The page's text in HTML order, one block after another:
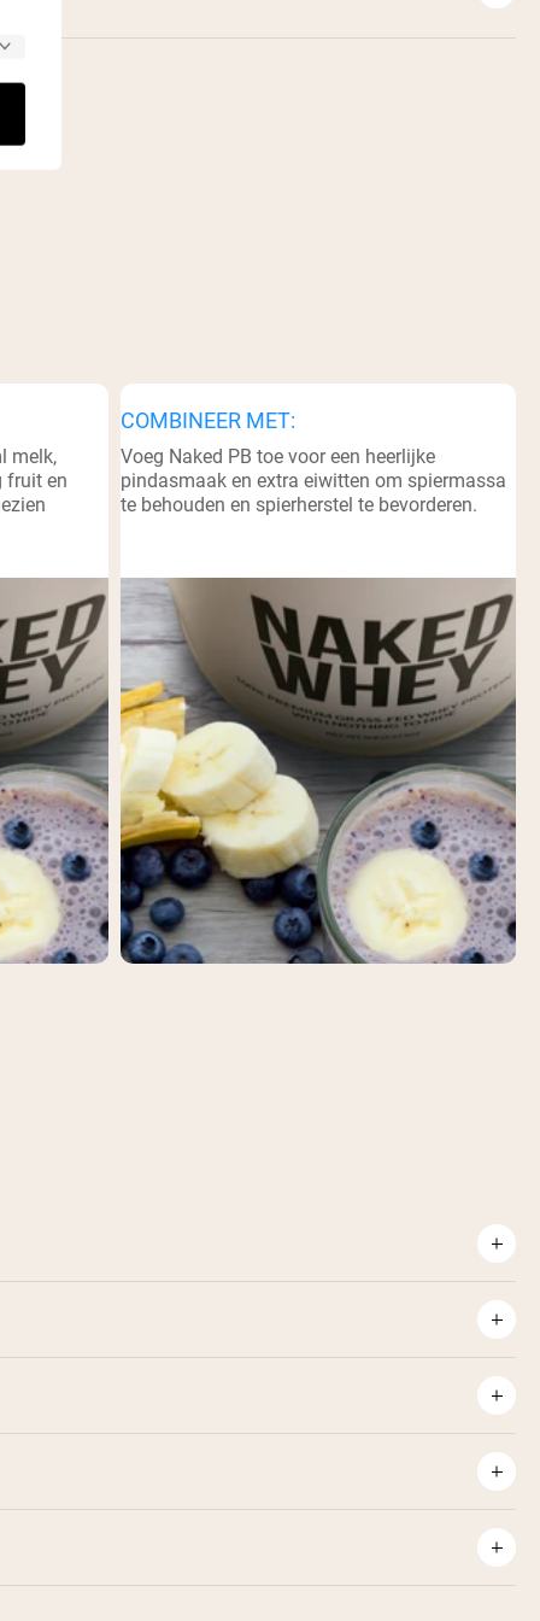
melk,
fruit en
COMBINEER MET:
Voeg Naked PB toe voor een heerlijke
pindasmaak en extra eiwitten om spiermassa
te behouden en spierherstel te bevorderen.